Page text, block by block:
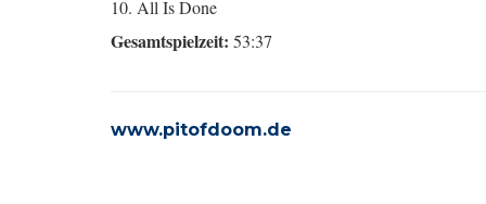
10. All Is Done
Gesamtspielzeit: 53:37
www.pitofdoom.de